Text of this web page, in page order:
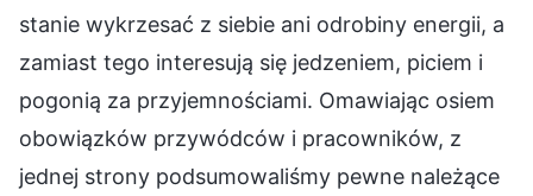
stanie wykrzesać z siebie ani odrobiny energii, a
zamiast tego interesują się jedzeniem, piciem i
pogonią za przyjemnościami. Omawiając osiem
obowiązków przywódców i pracowników, z
jednej strony podsumowaliśmy pewne należące